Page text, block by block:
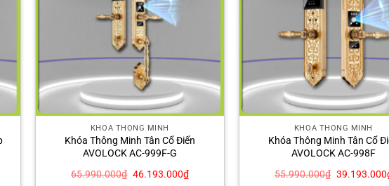
KHÓA THÔNG MINH
Khóa Thông Minh Tân Cổ Điển
AVOLOCK AC-999F-G
65.990.000₫ Giá
46.193.000₫Giá
KHÓA THÔNG MINH
Khóa Thông Minh Tân Cổ
AVOLOCK AC-998F
55.990.000₫ Giá
39.193.000